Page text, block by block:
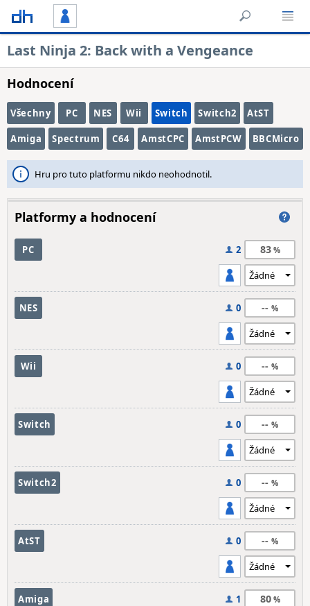
Last Ninja 2: Back with a Vengeance
Hodnocení
Všechny PC NES Wii Switch Switch2 AtST
Amiga Spectrum C64 AmstCPC AmstPCW BBCMicro
Hru pro tuto platformu nikdo neohodnotil.
Platformy a hodnocení
PC 2 83
NES 0 --
Wii 0 --
Switch 0 --
Switch2 0 --
AtST 0 --
Amiga 1 80